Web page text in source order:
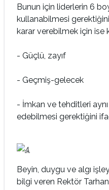
Bunun için liderlerin 6
kullanabilmesi gerektiğini
karar verebilmek için ise
- Güçlü, zayıf
- Geçmiş-gelecek
- İmkan ve tehditleri
edebilmesi gerektiğini
Beyin, duygu ve algı
bilgi veren Rektör